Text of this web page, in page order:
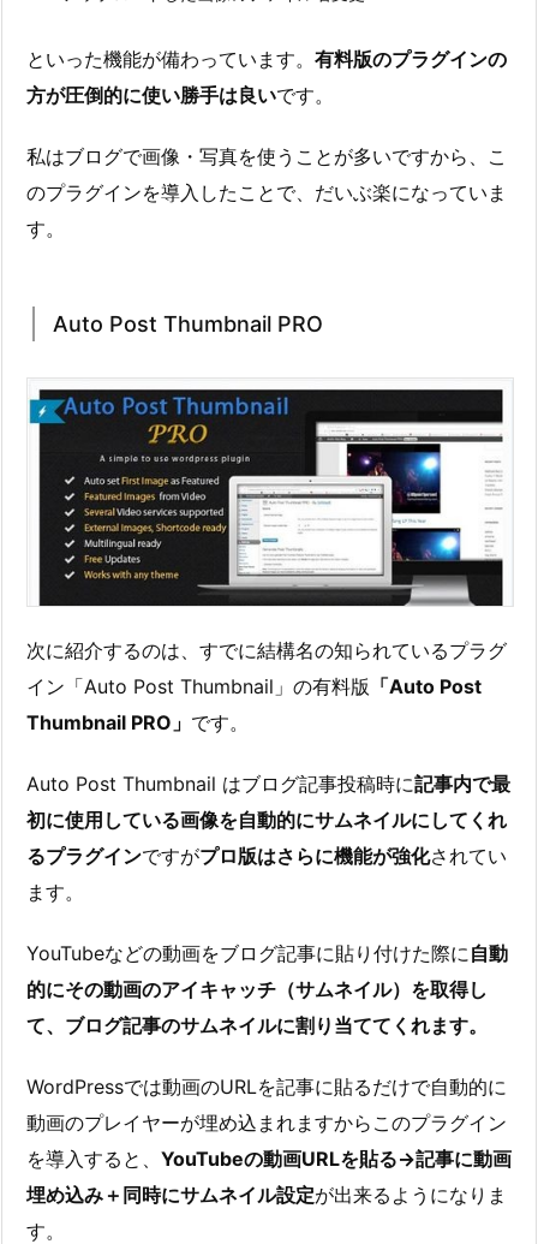
といった機能が備わっています。 有料版のプラグインの
方が圧倒的に使い勝手は良いです。
私はブログで画像・写真を使うことが多いですから、こ
のプラグインを導入したことで、だいぶ楽になっていま
す。
Auto Post Thumbnail PRO
次に紹介するのは、すでに結構名の知られているプラグ
イン「Auto Post Thumbnail」の有料版 「Auto Post
Thumbnail PRO」 です。
Auto Post Thumbnail はブログ記事投稿時に記事内で最
初に使用している画像を自動的にサムネイルにしてくれ
るプラグインですがプロ版はさらに機能が強化されてい
ます。
YouTubeなどの動画をブログ記事に貼り付けた際に 自動
的にその動画のアイキャッチ（サムネイル）を取得し
て、ブログ記事のサムネイルに割り当ててくれます。
WordPressでは動画のURLを記事に貼るだけで自動的に
動画のプレイヤーが埋め込まれますからこのプラグイン
を導入すると、 YouTubeの動画URLを貼る→記事に動画
埋め込み＋同時にサムネイル設定が出来るようになりま
す。